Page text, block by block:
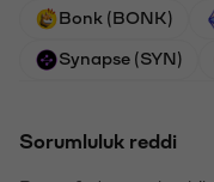
Bonk (BONK)
Synapse (SYN)
Sorumluluk reddi